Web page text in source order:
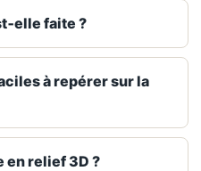
faite ?
à repérer sur la
en relief 3D ?